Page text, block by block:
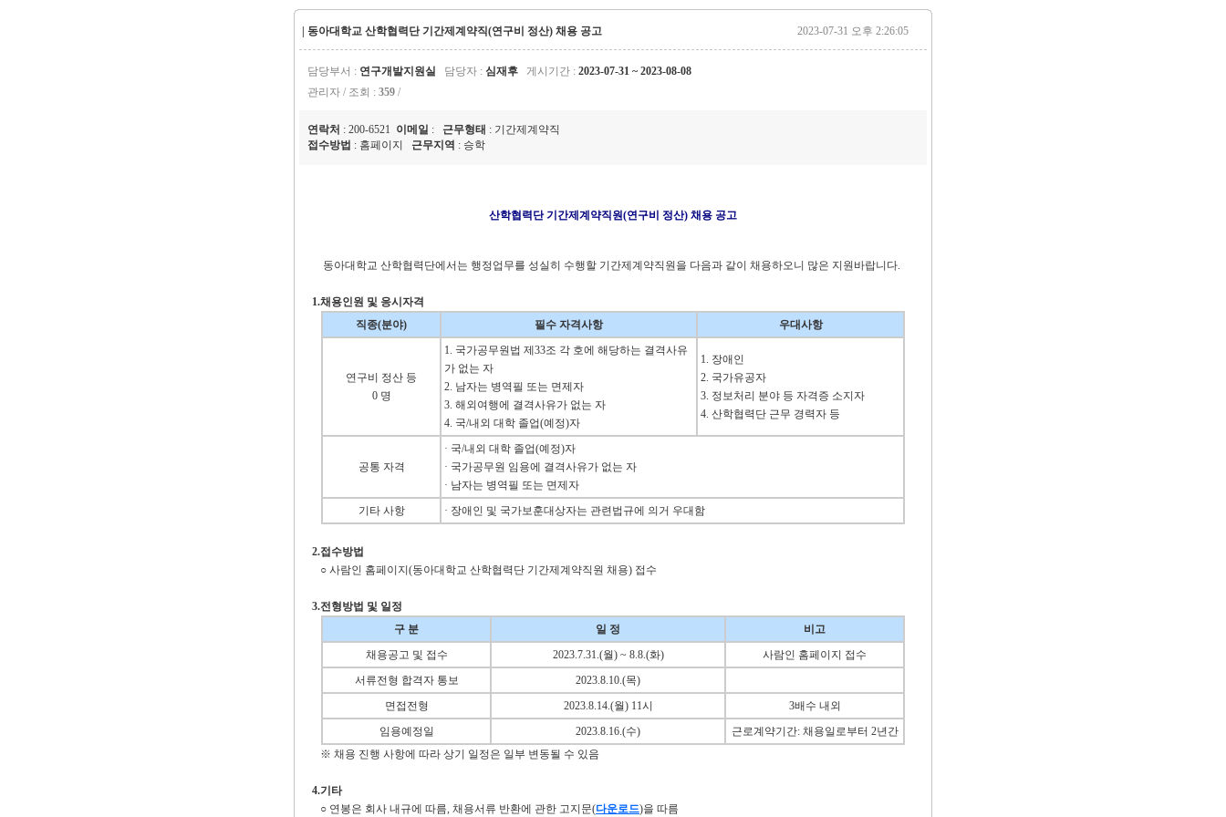
| 동아대학교 산학협력단 기간제계약직(연구비 정산) 채용 공고 2023-07-31 오후 2:26:05
담당부서 : 연구개발지원실 담당자 : 심재후 게시기간 : 2023-07-31 ~ 2023-08-08
관리자 / 조회 : 359 /
연락처 : 200-6521 이메일 : 근무형태 : 기간제계약직
접수방법 : 홈페이지 근무지역 : 승학
산학협력단 기간제계약직원(연구비 정산) 채용 공고
동아대학교 산학협력단에서는 행정업무를 성실히 수행할 기간제계약직원을 다음과 같이 채용하오니 많은 지원바랍니다.
1.채용인원 및 응시자격
직종(분야)
필수 자격사항 우대사항
연구비 정산 등
0 명
1. 국가공무원법 제33조 각 호에 해당하는 결격사유
가 없는 자
2. 남자는 병역필 또는 면제자
3. 해외여행에 결격사유가 없는 자
4. 국/내외 대학 졸업(예정)자
1. 장애인
2. 국가유공자
3. 정보처리 분야 등 자격증 소지자
4. 산학협력단 근무 경력자 등
공통 자격
· 국/내외 대학 졸업(예정)자
· 국가공무원 임용에 결격사유가 없는 자
· 남자는 병역필 또는 면제자
기타 사항
· 장애인 및 국가보훈대상자는 관련법규에 의거 우대함
2.접수방법
○ 사람인 홈페이지(동아대학교 산학협력단 기간제계약직원 채용) 접수
3.전형방법 및 일정
구 분
일 정
비고
채용공고 및 접수
2023.7.31.(월) ~ 8.8.(화)
사람인 홈페이지 접수
서류전형 합격자 통보
2023.8.10.(목)
면접전형
2023.8.14.(월) 11시
3배수 내외
임용예정일
2023.8.16.(수)
근로계약기간: 채용일로부터 2년간
※ 채용 진행 사항에 따라 상기 일정은 일부 변동될 수 있음
4.기타
○ 연봉은 회사 내규에 따름, 채용서류 반환에 관한 고지문(다운로드)을 따름